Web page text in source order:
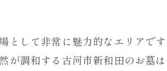
して非常に魅力的なエリアで
調和する古河市新和田のお墓